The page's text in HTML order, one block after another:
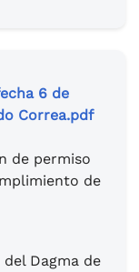
6 de
Correa.pdf
de permiso
de
Dagma de